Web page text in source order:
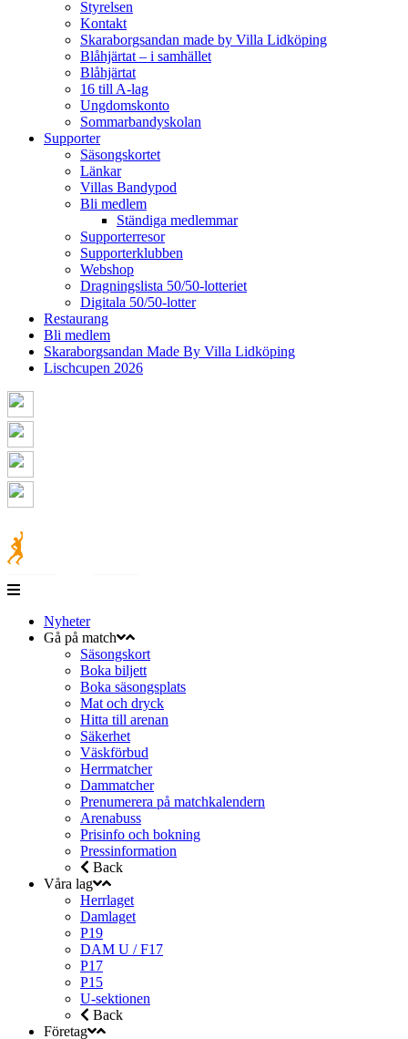
Styrelsen
Kontakt
Skaraborgsandan made by Villa Lidköping
Blåhjärtat – i samhället
Blåhjärtat
16 till A-lag
Ungdomskonto
Sommarbandyskolan
Supporter
Säsongskortet
Länkar
Villas Bandypod
Bli medlem
Ständiga medlemmar
Supporterresor
Supporterklubben
Webshop
Dragningslista 50/50-lotteriet
Digitala 50/50-lotter
Restaurang
Bli medlem
Skaraborgsandan Made By Villa Lidköping
Lischcupen 2026
Nyheter
Gå på match
Säsongskort
Boka biljett
Boka säsongsplats
Mat och dryck
Hitta till arenan
Säkerhet
Väskförbud
Herrmatcher
Dammatcher
Prenumerera på matchkalendern
Arenabuss
Prisinfo och bokning
Pressinformation
Back
Våra lag
Herrlaget
Damlaget
P19
DAM U / F17
P17
P15
U-sektionen
Back
Företag